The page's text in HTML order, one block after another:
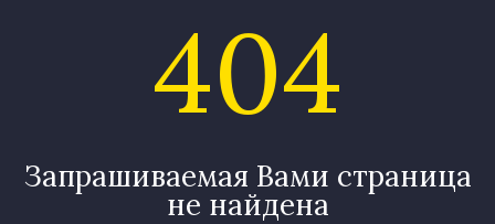
404
Запрашиваемая Вами страница
не найдена